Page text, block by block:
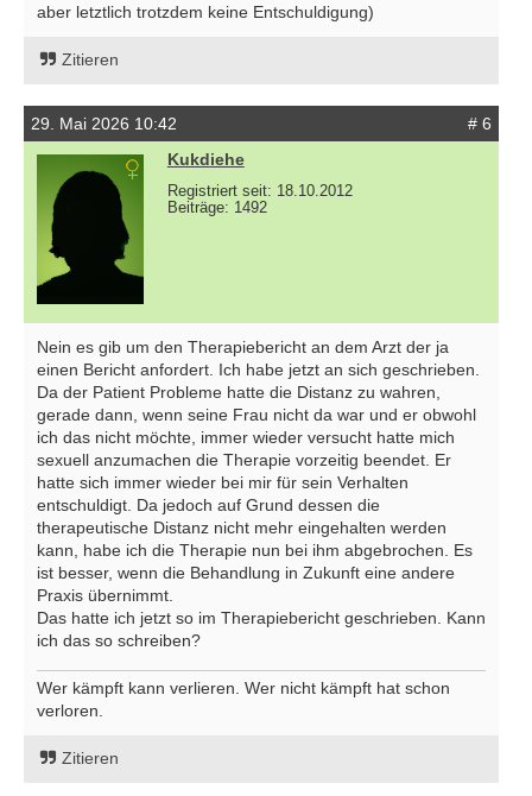
aber letztlich trotzdem keine Entschuldigung)
Zitieren
29. Mai 2026 10:42
# 6
Kukdiehe
Registriert seit: 18.10.2012
Beiträge: 1492
Nein es gib um den Therapiebericht an dem Arzt der ja
einen Bericht anfordert. Ich habe jetzt an sich geschrieben.
Da der Patient Probleme hatte die Distanz zu wahren,
gerade dann, wenn seine Frau nicht da war und er obwohl
ich das nicht möchte, immer wieder versucht hatte mich
sexuell anzumachen die Therapie vorzeitig beendet. Er
hatte sich immer wieder bei mir für sein Verhalten
entschuldigt. Da jedoch auf Grund dessen die
therapeutische Distanz nicht mehr eingehalten werden
kann, habe ich die Therapie nun bei ihm abgebrochen. Es
ist besser, wenn die Behandlung in Zukunft eine andere
Praxis übernimmt.
Das hatte ich jetzt so im Therapiebericht geschrieben. Kann
ich das so schreiben?
Wer kämpft kann verlieren. Wer nicht kämpft hat schon
verloren.
Zitieren